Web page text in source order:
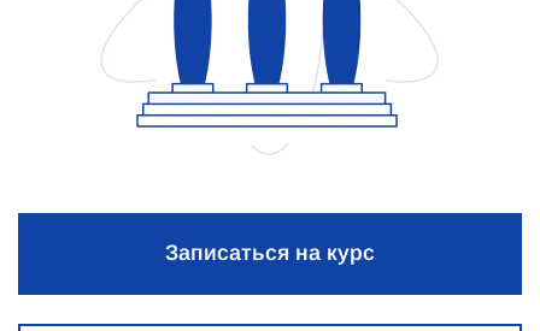
Записаться на курс